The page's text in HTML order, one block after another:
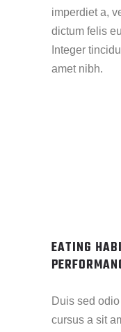
imperdiet a,
dictum felis
Integer
amet nibh.
EATING
Duis sed
cursus a sit